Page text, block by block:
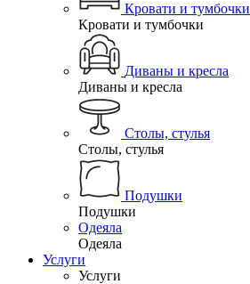
Кровати и тумбочки
Кровати и тумбочки
Диваны и кресла
Диваны и кресла
Столы, стулья
Столы, стулья
Подушки
Подушки
Одеяла
Одеяла
Услуги
Услуги